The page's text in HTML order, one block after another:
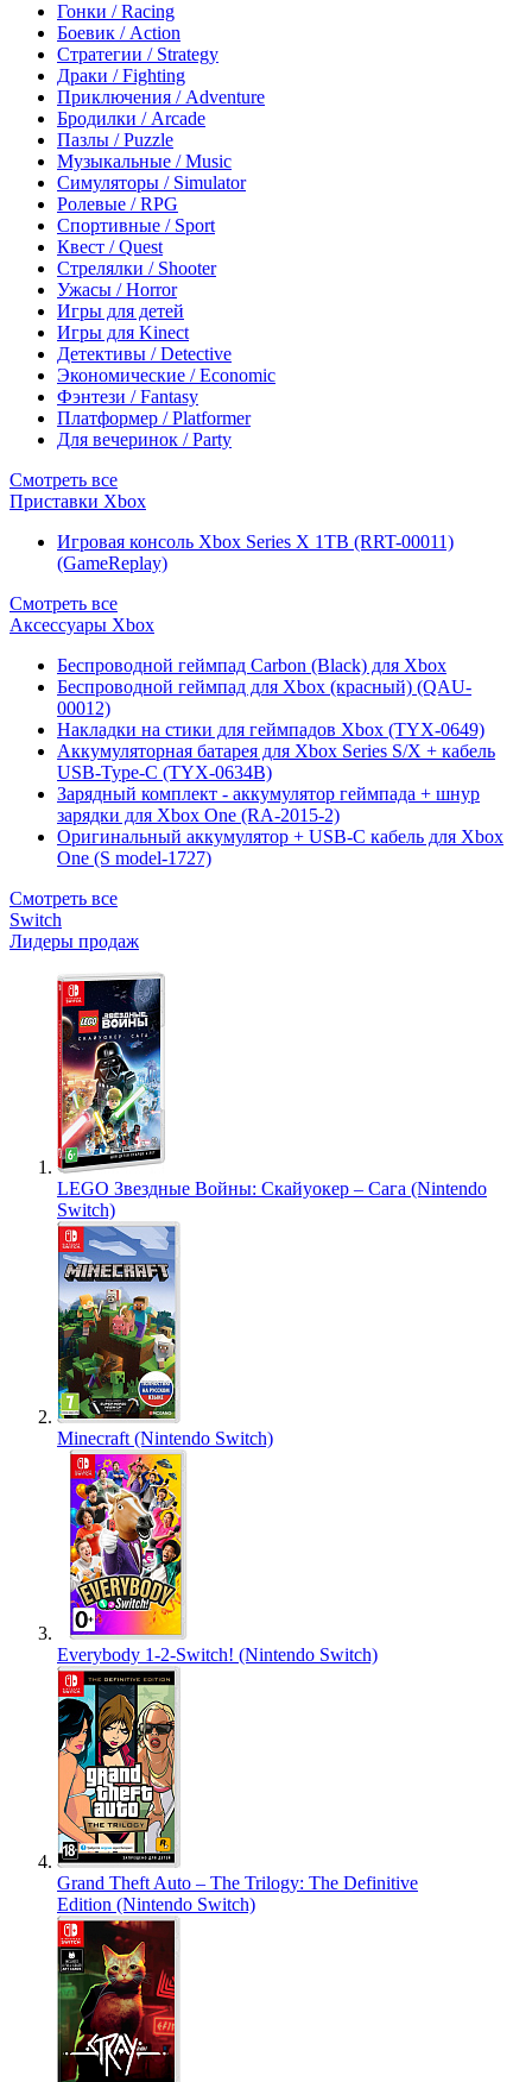
Гонки / Racing
Боевик / Action
Стратегии / Strategy
Драки / Fighting
Приключения / Adventure
Бродилки / Arcade
Пазлы / Puzzle
Музыкальные / Music
Симуляторы / Simulator
Ролевые / RPG
Спортивные / Sport
Квест / Quest
Стрелялки / Shooter
Ужасы / Horror
Игры для детей
Игры для Kinect
Детективы / Detective
Экономические / Economic
Фэнтези / Fantasy
Платформер / Platformer
Для вечеринок / Party
Смотреть все
Приставки Xbox
Игровая консоль Xbox Series X 1TB (RRT-00011)
(GameReplay)
Смотреть все
Аксессуары Xbox
Беспроводной геймпад Carbon (Black) для Xbox
Беспроводной геймпад для Xbox (красный) (QAU-
00012)
Накладки на стики для геймпадов Xbox (TYX-0649)
Аккумуляторная батарея для Xbox Series S/X + кабель
USB-Type-C (TYX-0634B)
Зарядный комплект - аккумулятор геймпада + шнур
зарядки для Xbox One (RA-2015-2)
Оригинальный аккумулятор + USB-C кабель для Xbox
One (S model-1727)
Смотреть все
Switch
Лидеры продаж
LEGO Звездные Войны: Скайуокер – Сага (Nintendo
Switch)
Minecraft (Nintendo Switch)
Everybody 1-2-Switch! (Nintendo Switch)
Grand Theft Auto – The Trilogy: The Definitive
Edition (Nintendo Switch)